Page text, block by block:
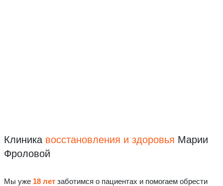
Клиника восстановления и здоровья Марии
Фроловой
Мы уже 18 лет заботимся о пациентах и помогаем обрести